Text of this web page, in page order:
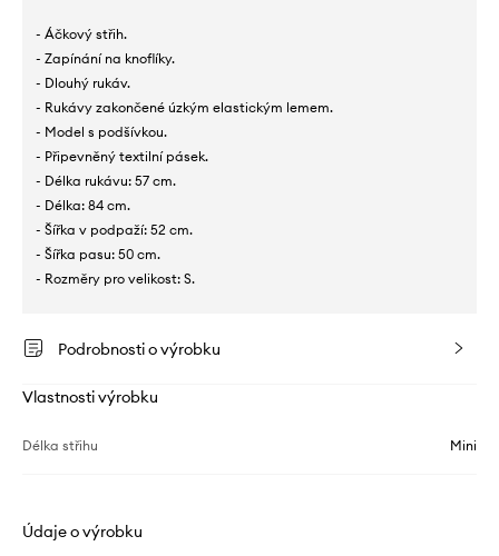
- Áčkový střih.
- Zapínání na knoflíky.
- Dlouhý rukáv.
- Rukávy zakončené úzkým elastickým lemem.
- Model s podšívkou.
- Připevněný textilní pásek.
- Délka rukávu: 57 cm.
- Délka: 84 cm.
- Šířka v podpaží: 52 cm.
- Šířka pasu: 50 cm.
- Rozměry pro velikost: S.
Podrobnosti o výrobku
Vlastnosti výrobku
Délka střihu Mini
Údaje o výrobku